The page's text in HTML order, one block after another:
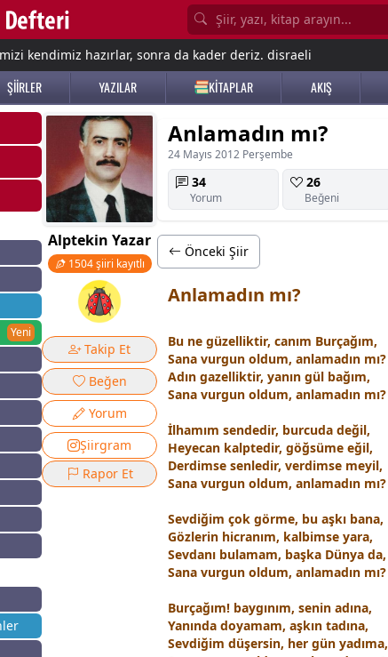
kendimiz hazırlar, sonra da kader deriz. disraeli
ŞİİRLER YAZILAR KİTAPLAR AKIŞ
Yeni
Alptekin Yazar
1504 şiiri kayıtlı
Takip Et
Beğen
Yorum
Şiirgram
Rapor Et
Anlamadın mı?
24 Mayıs 2012 Perşembe
34
Yorum
26
Beğeni
Önceki Şiir
Anlamadın mı?
Bu ne güzelliktir, canım Burçağım,
Sana vurgun oldum, anlamadın mı?
Adın gazelliktir, yanın gül bağım,
Sana vurgun oldum, anlamadın mı?
İlhamım sendedir, burcuda değil,
Heyecan kalptedir, göğsüme eğil,
Derdimse senledir, verdimse meyil,
Sana vurgun oldum, anlamadın mı?
Sevdiğim çok görme, bu aşkı bana,
Gözlerin hicranım, kalbimse yara,
Sevdanı bulamam, başka Dünya da,
Sana vurgun oldum, anlamadın mı?
Burçağım! baygınım, senin adına,
Yanında doyamam, aşkın tadına,
Sevdiğim düşersin, her gün yadıma,